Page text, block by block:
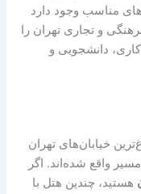
مناسب وجود دارد
و تجاری تهران را
دانشجویی و
خیابان‌های تهران
واقع شده‌اند. اگر
هستید، چندین هتل با